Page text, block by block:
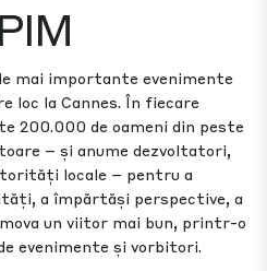
mai importante evenimente
loc la Cannes. În fiecare
200.000 de oameni din peste
– și anume dezvoltatori,
locale – pentru a
a împărtăși perspective, a
un viitor mai bun, printr-o
evenimente și vorbitori.